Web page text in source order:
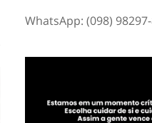
WhatsApp: (098)